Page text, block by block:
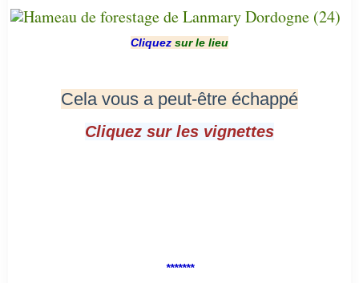
Cliquez sur le lieu
Cela vous a peut-être échappé
Cliquez sur les vignettes
*******